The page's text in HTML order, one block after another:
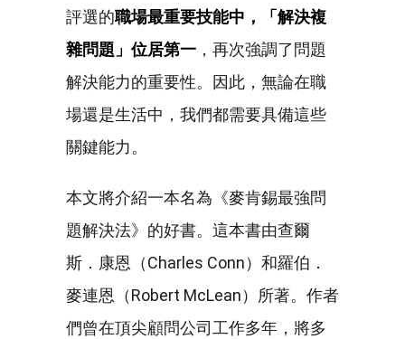
評選的職場最重要技能中，「解決複
雜問題」位居第一，再次強調了問題
解決能力的重要性。因此，無論在職
場還是生活中，我們都需要具備這些
關鍵能力。
本文將介紹一本名為《麥肯錫最強問
題解決法》的好書。這本書由查爾
斯．康恩（Charles Conn）和羅伯．
麥連恩（Robert McLean）所著。作者
們曾在頂尖顧問公司工作多年，將多